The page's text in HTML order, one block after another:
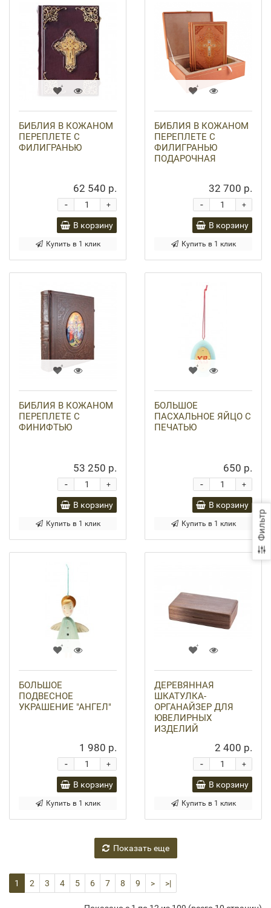
Фильтр
БИБЛИЯ В КОЖАНОМ
ПЕРЕПЛЕТЕ С
ФИЛИГРАНЬЮ
62 540 р.
+
-
В корзину
Купить в 1 клик
БИБЛИЯ В КОЖАНОМ
ПЕРЕПЛЕТЕ С
ФИЛИГРАНЬЮ
ПОДАРОЧНАЯ
32 700 р.
+
-
В корзину
Купить в 1 клик
БИБЛИЯ В КОЖАНОМ
ПЕРЕПЛЕТЕ С
ФИНИФТЬЮ
53 250 р.
+
-
В корзину
Купить в 1 клик
БОЛЬШОЕ
ПАСХАЛЬНОЕ ЯЙЦО С
ПЕЧАТЬЮ
650 р.
+
-
В корзину
Купить в 1 клик
БОЛЬШОЕ
ПОДВЕСНОЕ
УКРАШЕНИЕ "АНГЕЛ"
1 980 р.
+
-
В корзину
Купить в 1 клик
ДЕРЕВЯННАЯ
ШКАТУЛКА-
ОРГАНАЙЗЕР ДЛЯ
ЮВЕЛИРНЫХ
ИЗДЕЛИЙ
2 400 р.
+
-
В корзину
Купить в 1 клик
Показать еще
1 2 3 4 5 6 7 8 9 > >|